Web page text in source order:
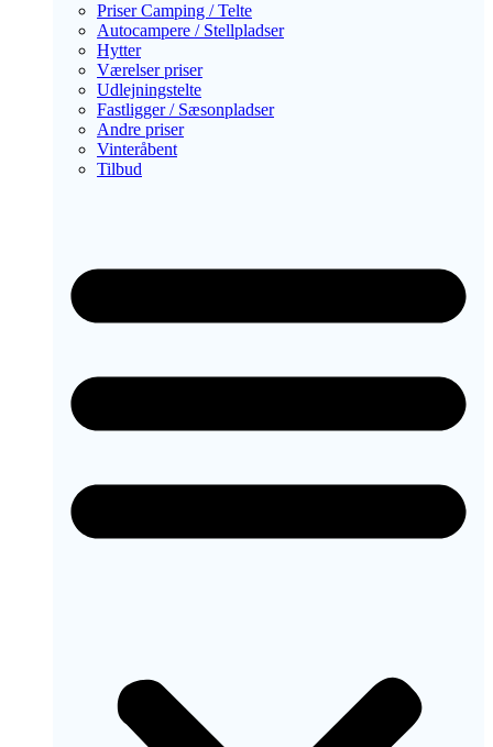
Priser Camping / Telte
Autocampere / Stellpladser
Hytter
Værelser priser
Udlejningstelte
Fastligger / Sæsonpladser
Andre priser
Vinteråbent
Tilbud